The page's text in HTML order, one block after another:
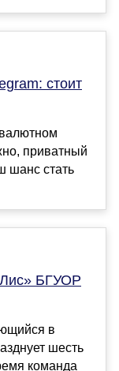
стоит
приватный
шанс стать
Лис» БГУОР
в
шесть
команда